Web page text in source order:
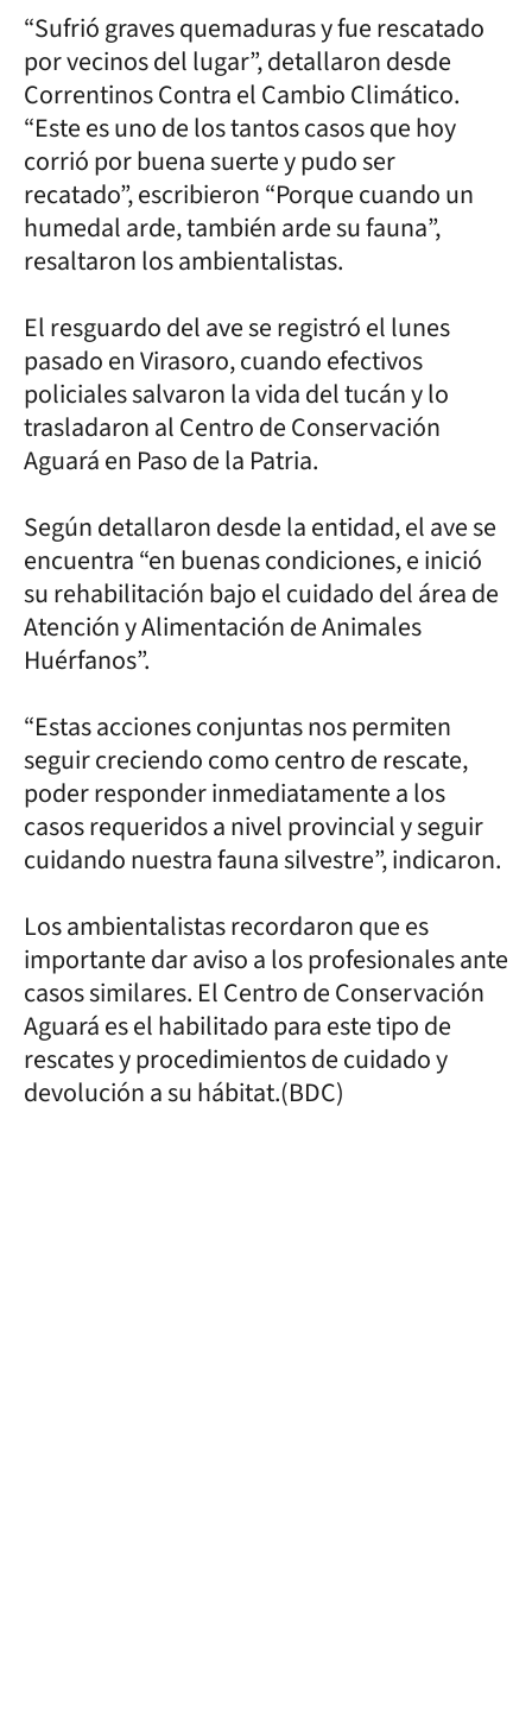
“Sufrió graves quemaduras y fue rescatado
por vecinos del lugar”, detallaron desde
Correntinos Contra el Cambio Climático.
“Este es uno de los tantos casos que hoy
corrió por buena suerte y pudo ser
recatado”, escribieron “Porque cuando un
humedal arde, también arde su fauna”,
resaltaron los ambientalistas.
El resguardo del ave se registró el lunes
pasado en Virasoro, cuando efectivos
policiales salvaron la vida del tucán y lo
trasladaron al Centro de Conservación
Aguará en Paso de la Patria.
Según detallaron desde la entidad, el ave se
encuentra “en buenas condiciones, e inició
su rehabilitación bajo el cuidado del área de
Atención y Alimentación de Animales
Huérfanos”.
“Estas acciones conjuntas nos permiten
seguir creciendo como centro de rescate,
poder responder inmediatamente a los
casos requeridos a nivel provincial y seguir
cuidando nuestra fauna silvestre”, indicaron.
Los ambientalistas recordaron que es
importante dar aviso a los profesionales ante
casos similares. El Centro de Conservación
Aguará es el habilitado para este tipo de
rescates y procedimientos de cuidado y
devolución a su hábitat.(BDC)